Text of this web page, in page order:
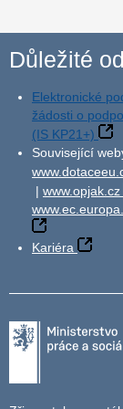
Důležité
Elektronické
žádosti o
(IS KP21+)
Související
| www.opjak.cz
Kariéra